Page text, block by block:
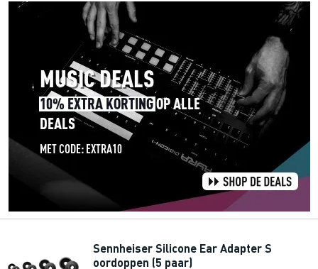
Sennheiser Silicone Ear Adapter S
oordoppen (5 paar)